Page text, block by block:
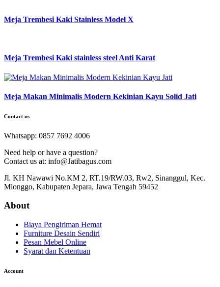
Meja Trembesi Kaki Stainless Model X
Meja Trembesi Kaki stainless steel Anti Karat
Meja Makan Minimalis Modern Kekinian Kayu Solid Jati
Contact us
Whatsapp: 0857 7692 4006
Need help or have a question?
Contact us at: info@Jatibagus.com
Jl. KH Nawawi No.KM 2, RT.19/RW.03, Rw2, Sinanggul, Kec.
Mlonggo, Kabupaten Jepara, Jawa Tengah 59452
About
Biaya Pengiriman Hemat
Furniture Desain Sendiri
Pesan Mebel Online
Syarat dan Ketentuan
Account